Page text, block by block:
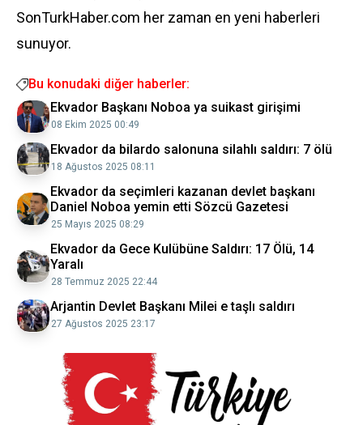
SonTurkHaber.com her zaman en yeni haberleri
sunuyor.
Bu konudaki diğer haberler:
Ekvador Başkanı Noboa ya suikast girişimi
08 Ekim 2025 00:49
Ekvador da bilardo salonuna silahlı saldırı: 7 ölü
18 Ağustos 2025 08:11
Ekvador da seçimleri kazanan devlet başkanı
Daniel Noboa yemin etti Sözcü Gazetesi
25 Mayıs 2025 08:29
Ekvador da Gece Kulübüne Saldırı: 17 Ölü, 14
Yaralı
28 Temmuz 2025 22:44
Arjantin Devlet Başkanı Milei e taşlı saldırı
27 Ağustos 2025 23:17